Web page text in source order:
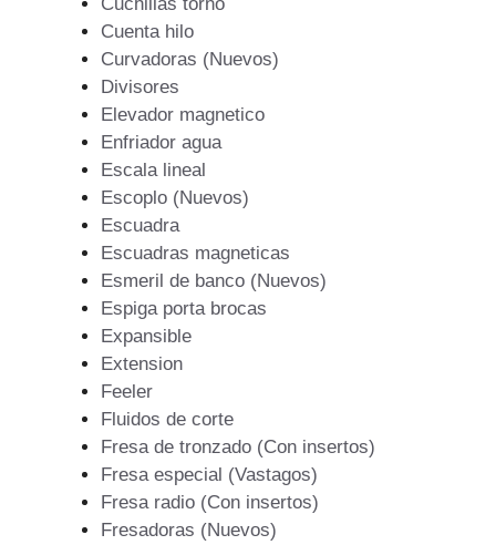
Cuchillas torno
Cuenta hilo
Curvadoras (Nuevos)
Divisores
Elevador magnetico
Enfriador agua
Escala lineal
Escoplo (Nuevos)
Escuadra
Escuadras magneticas
Esmeril de banco (Nuevos)
Espiga porta brocas
Expansible
Extension
Feeler
Fluidos de corte
Fresa de tronzado (Con insertos)
Fresa especial (Vastagos)
Fresa radio (Con insertos)
Fresadoras (Nuevos)